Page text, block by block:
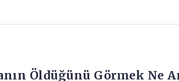
Öldüğünü Görmek Ne